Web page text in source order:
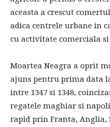
aceasta a crescut
adica centrele urbane in
cu activitate comerciala
Moartea Neagra a oprit
ajuns pentru prima data
intre 1347 si 1348,
regatele maghiar si
rapid prin Franta, Anglia,